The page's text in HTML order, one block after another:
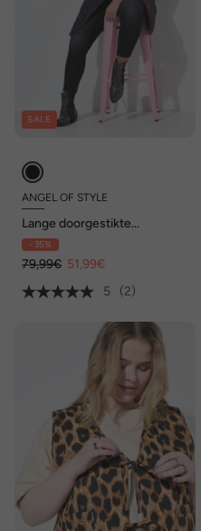
SALE
ANGEL OF STYLE
Lange doorgestikte
bodywarmer, sterrenmotief
- 35%
79,99€ 51,99€
5
(2)